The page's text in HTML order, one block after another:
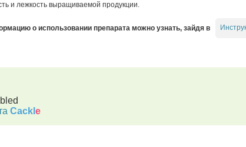
и лежкость выращиваемой продукции.
о использовании препарата можно узнать, зайдя в
Cackl e